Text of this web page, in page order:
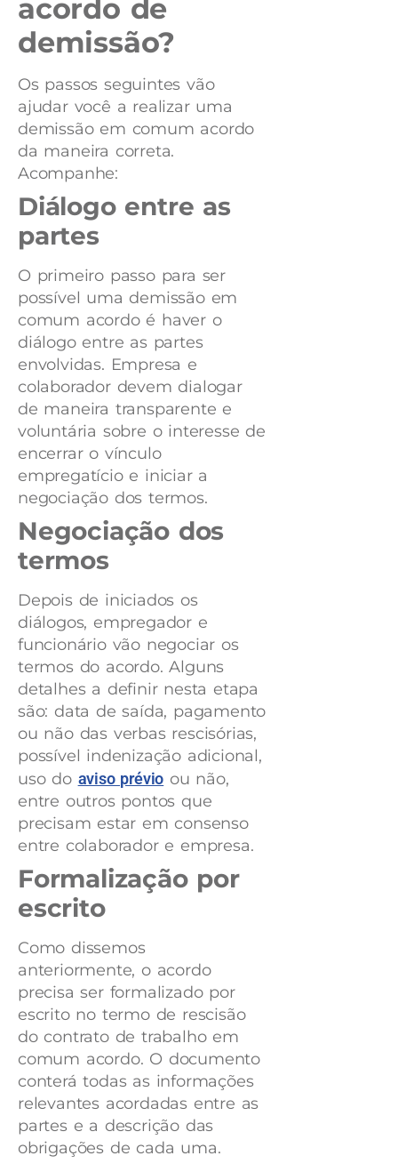
acordo de
demissão?
Os passos seguintes vão
ajudar você a realizar uma
demissão em comum acordo
da maneira correta.
Acompanhe:
Diálogo entre as
partes
O primeiro passo para ser
possível uma demissão em
comum acordo é haver o
diálogo entre as partes
envolvidas. Empresa e
colaborador devem dialogar
de maneira transparente e
voluntária sobre o interesse de
encerrar o vínculo
empregatício e iniciar a
negociação dos termos.
Negociação dos
termos
Depois de iniciados os
diálogos, empregador e
funcionário vão negociar os
termos do acordo. Alguns
detalhes a definir nesta etapa
são: data de saída, pagamento
ou não das verbas rescisórias,
possível indenização adicional,
uso do aviso prévio ou não,
entre outros pontos que
precisam estar em consenso
entre colaborador e empresa.
Formalização por
escrito
Como dissemos
anteriormente, o acordo
precisa ser formalizado por
escrito no termo de rescisão
do contrato de trabalho em
comum acordo. O documento
conterá todas as informações
relevantes acordadas entre as
partes e a descrição das
obrigações de cada uma.